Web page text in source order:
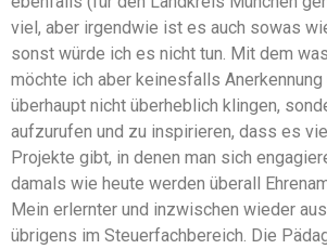
viel, aber irgendwie ist es auch sowas
sonst würde ich es nicht tun. Mit dem
möchte ich aber keinesfalls
überhaupt nicht überheblich klingen,
aufzurufen und zu inspirieren, dass es
Projekte gibt, in denen man sich
damals wie heute werden überall
Mein erlernter und inzwischen wieder
übrigens im Steuerfachbereich. Die